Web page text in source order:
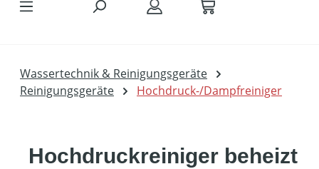
Wassertechnik & Reinigungsgeräte
Reinigungsgeräte
Hochdruck-/Dampfreiniger
Hochdruckreiniger beheizt